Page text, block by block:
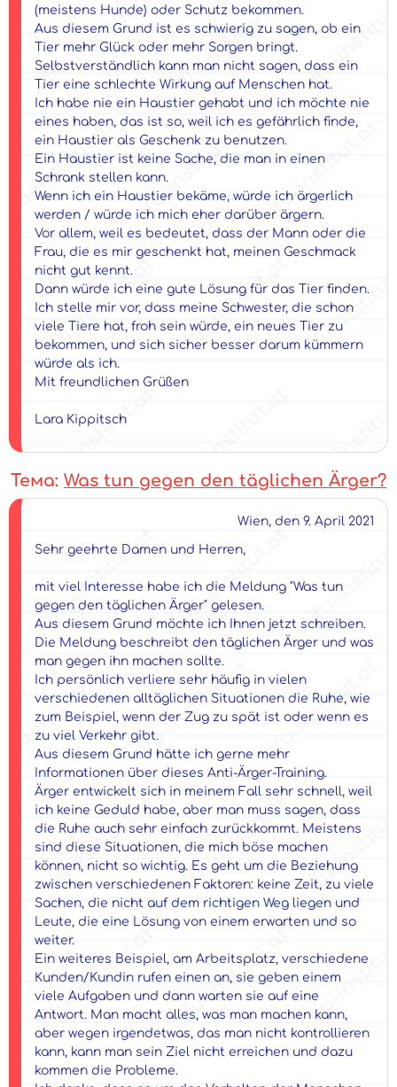
(meistens Hunde) oder Schutz bekommen.
Aus diesem Grund ist es schwierig zu sagen, ob ein
Tier mehr Glück oder mehr Sorgen bringt.
Selbstverständlich kann man nicht sagen, dass ein
Tier eine schlechte Wirkung auf Menschen hat.
Ich habe nie ein Haustier gehabt und ich möchte nie
eines haben, das ist so, weil ich es gefährlich finde,
ein Haustier als Geschenk zu benutzen.
Ein Haustier ist keine Sache, die man in einen
Schrank stellen kann.
Wenn ich ein Haustier bekäme, würde ich ärgerlich
werden / würde ich mich eher darüber ärgern.
Vor allem, weil es bedeutet, dass der Mann oder die
Frau, die es mir geschenkt hat, meinen Geschmack
nicht gut kennt.
Dann würde ich eine gute Lösung für das Tier finden.
Ich stelle mir vor, dass meine Schwester, die schon
viele Tiere hat, froh sein würde, ein neues Tier zu
bekommen, und sich sicher besser darum kümmern
würde als ich.
Mit freundlichen Grüßen
Lara Kippitsch
Тема: Was tun gegen den täglichen Ärger?
Wien, den 9. April 2021
Sehr geehrte Damen und Herren,
mit viel Interesse habe ich die Meldung "Was tun
gegen den täglichen Ärger" gelesen.
Aus diesem Grund möchte ich Ihnen jetzt schreiben.
Die Meldung beschreibt den täglichen Ärger und was
man gegen ihn machen sollte.
Ich persönlich verliere sehr häufig in vielen
verschiedenen alltäglichen Situationen die Ruhe, wie
zum Beispiel, wenn der Zug zu spät ist oder wenn es
zu viel Verkehr gibt.
Aus diesem Grund hätte ich gerne mehr
Informationen über dieses Anti-Ärger-Training.
Ärger entwickelt sich in meinem Fall sehr schnell, weil
ich keine Geduld habe, aber man muss sagen, dass
die Ruhe auch sehr einfach zurückkommt. Meistens
sind diese Situationen, die mich böse machen
können, nicht so wichtig. Es geht um die Beziehung
zwischen verschiedenen Faktoren: keine Zeit, zu viele
Sachen, die nicht auf dem richtigen Weg liegen und
Leute, die eine Lösung von einem erwarten und so
weiter.
Ein weiteres Beispiel, am Arbeitsplatz, verschiedene
Kunden/Kundin rufen einen an, sie geben einem
viele Aufgaben und dann warten sie auf eine
Antwort. Man macht alles, was man machen kann,
aber wegen irgendetwas, das man nicht kontrollieren
kann, kann man sein Ziel nicht erreichen und dazu
kommen die Probleme.